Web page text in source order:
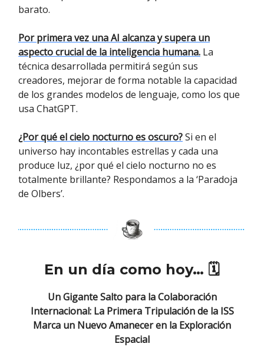
barato.
Por primera vez una AI alcanza y supera un
aspecto crucial de la inteligencia humana. La
técnica desarrollada permitirá según sus
creadores, mejorar de forma notable la capacidad
de los grandes modelos de lenguaje, como los que
usa ChatGPT.
¿Por qué el cielo nocturno es oscuro?Si en el
universo hay incontables estrellas y cada una
produce luz, ¿por qué el cielo nocturno no es
totalmente brillante? Respondamos a la ‘Paradoja
de Olbers’.
En un día como hoy… 🗓
Un Gigante Salto para la Colaboración
Internacional: La Primera Tripulación de la ISS
Marca un Nuevo Amanecer en la Exploración
Espacial